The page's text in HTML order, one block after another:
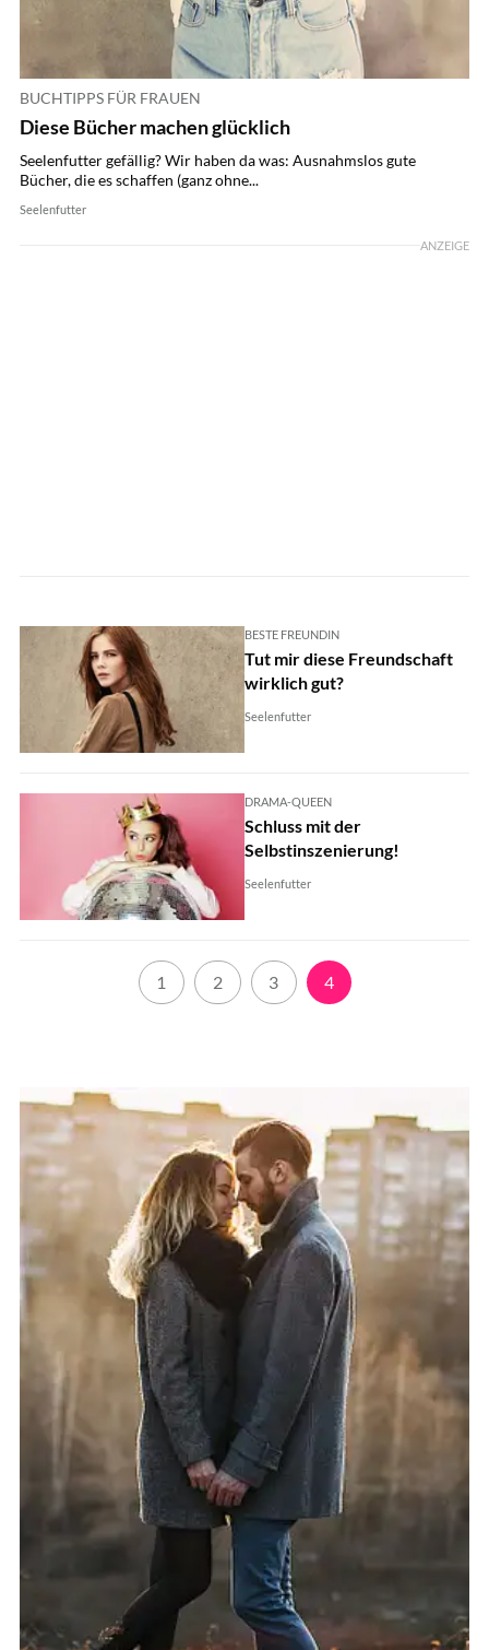
BUCHTIPPS FÜR FRAUEN
Diese Bücher machen glücklich
Seelenfutter gefällig? Wir haben da was: Ausnahmslos gute
Bücher, die es schaffen (ganz ohne...
Seelenfutter
ANZEIGE
BESTE FREUNDIN
Tut mir diese Freundschaft
wirklich gut?
Seelenfutter
DRAMA-QUEEN
Schluss mit der
Selbstinszenierung!
Seelenfutter
1 2 3 4